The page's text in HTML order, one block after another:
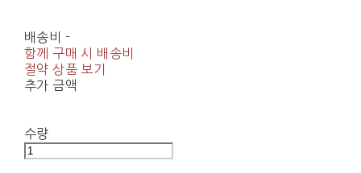
배송비 -
함께 구매 시 배송비
절약 상품 보기
추가 금액
수량